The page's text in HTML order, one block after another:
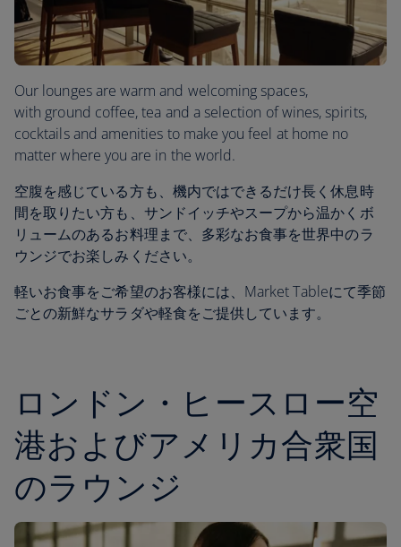
Our lounges are warm and welcoming spaces,
with ground coffee, tea and a selection of wines, spirits,
cocktails and amenities to make you feel at home no
matter where you are in the world.
空腹を感じている方も、機内ではできるだけ長く休息時
間を取りたい方も、サンドイッチやスープから温かくボ
リュームのあるお料理まで、多彩なお食事を世界中のラ
ウンジでお楽しみください。
軽いお食事をご希望のお客様には、Market Tableにて季節
ごとの新鮮なサラダや軽食をご提供しています。
ロンドン・ヒースロー空
港およびアメリカ合衆国
のラウンジ